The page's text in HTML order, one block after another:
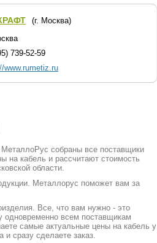
(г. Москва)
739-52-59
www.rumetiz.ru
МеталлоРус собраны все поставщики
на кабель и рассчитают стоимость
области.
Металлорус поможет вам за
Все, что вам нужно - это
одновременно всем поставщикам
самые актуальные цены на кабель у
сразу сделаете заказ.